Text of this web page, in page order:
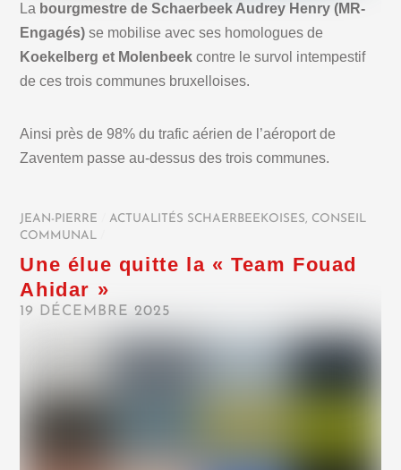
La bourgmestre de Schaerbeek Audrey Henry (MR-
Engagés) se mobilise avec ses homologues de
Koekelberg et Molenbeek contre le survol intempestif
de ces trois communes bruxelloises.
Ainsi près de 98% du trafic aérien de l’aéroport de
Zaventem passe au-dessus des trois communes.
JEAN-PIERRE ACTUALITÉS SCHAERBEEKOISES, CONSEIL
COMMUNAL
Une élue quitte la « Team Fouad
Ahidar »
19 DÉCEMBRE 2025